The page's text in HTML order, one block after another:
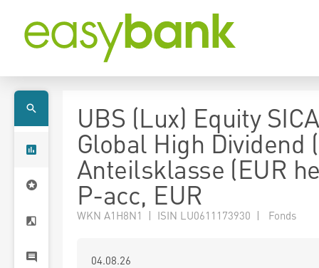
UBS (Lux) Equity
Global High Dividend
Anteilsklasse (EUR
P-acc, EUR
WKN A1H8N1 | ISIN LU0611173930 | Fonds
04.08.26